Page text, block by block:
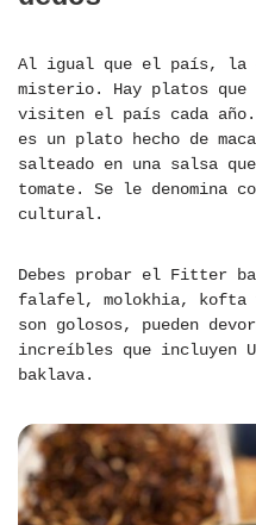
Al igual que el país, la
misterio. Hay platos
visiten el país cada año.
es un plato hecho de
salteado en una salsa
tomate. Se le denomina
cultural.
Debes probar el Fitter
falafel, molokhia, kofta
son golosos, pueden
increíbles que incluyen
baklava.